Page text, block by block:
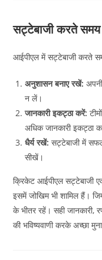
सट्टेबाजी करते समय
आईपीएल में सट्टेबाजी करते
अनुशासन बनाए रखें:
न लें।
जानकारी इकट्ठा करें:
अधिक जानकारी इकट्ठा
धैर्य रखें: सट्टेबाजी में
सीखें।
क्रिकेट आईपीएल सट्टेबाजी
इसमें जोखिम भी शामिल हैं।
के भीतर रहें। सही
की भविष्यवाणी करके अच्छा